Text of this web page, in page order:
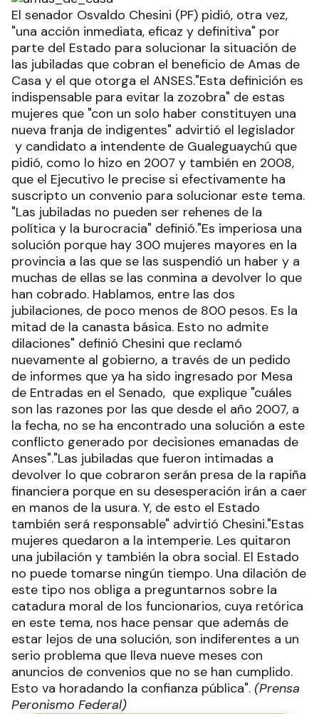
El senador Osvaldo Chesini (PF) pidió, otra vez,
"una acción inmediata, eficaz y definitiva" por
parte del Estado para solucionar la situación de
las jubiladas que cobran el beneficio de Amas de
Casa y el que otorga el ANSES."Esta definición es
indispensable para evitar la zozobra" de estas
mujeres que "con un solo haber constituyen una
nueva franja de indigentes" advirtió el legislador
y candidato a intendente de Gualeguaychú que
pidió, como lo hizo en 2007 y también en 2008,
que el Ejecutivo le precise si efectivamente ha
suscripto un convenio para solucionar este tema.
"Las jubiladas no pueden ser rehenes de la
política y la burocracia" definió."Es imperiosa una
solución porque hay 300 mujeres mayores en la
provincia a las que se las suspendió un haber y a
muchas de ellas se las conmina a devolver lo que
han cobrado. Hablamos, entre las dos
jubilaciones, de poco menos de 800 pesos. Es la
mitad de la canasta básica. Esto no admite
dilaciones" definió Chesini que reclamó
nuevamente al gobierno, a través de un pedido
de informes que ya ha sido ingresado por Mesa
de Entradas en el Senado, que explique "cuáles
son las razones por las que desde el año 2007, a
la fecha, no se ha encontrado una solución a este
conflicto generado por decisiones emanadas de
Anses"."Las jubiladas que fueron intimadas a
devolver lo que cobraron serán presa de la rapiña
financiera porque en su desesperación irán a caer
en manos de la usura. Y, de esto el Estado
también será responsable" advirtió Chesini."Estas
mujeres quedaron a la intemperie. Les quitaron
una jubilación y también la obra social. El Estado
no puede tomarse ningún tiempo. Una dilación de
este tipo nos obliga a preguntarnos sobre la
catadura moral de los funcionarios, cuya retórica
en este tema, nos hace pensar que además de
estar lejos de una solución, son indiferentes a un
serio problema que lleva nueve meses con
anuncios de convenios que no se han cumplido.
Esto va horadando la confianza pública". (Prensa
Peronismo Federal)